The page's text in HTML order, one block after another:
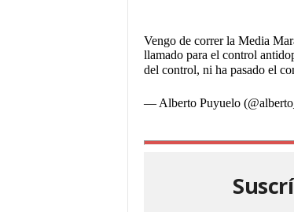
Vengo de correr la Media
llamado para el control
del control, ni ha pasado el
— Alberto Puyuelo